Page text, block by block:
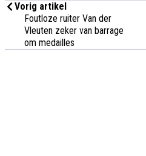
Vorig artikel
Foutloze ruiter Van der
Vleuten zeker van barrage
om medailles